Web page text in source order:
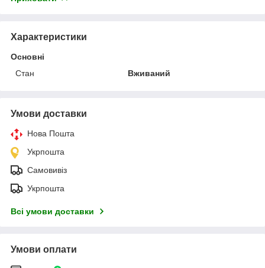
Характеристики
Основні
Стан
Вживаний
Умови доставки
Нова Пошта
Укрпошта
Самовивіз
Укрпошта
Всі умови доставки
Умови оплати